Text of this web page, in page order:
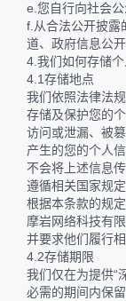
e.您自行向社会公
f.从合法公开披露
道、政府信息公开
4.我们如何存储
4.1存储地点
我们依照法律法
存储及保护您的
访问或泄漏、被
产生的您的个人
不会将上述信息
遵循相关国家规
根据本条款的规
摩岩网络科技有
并要求他们履行
4.2存储期限
我们仅在为提供“
必需的期间内保